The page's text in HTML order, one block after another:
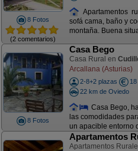
8 Fotos
(2 comentarios)
Apartamentos
sofá cama, baño y
montaña. Buena
8 Fotos
Casa Bego
Casa Rural en
Arcallana (Asturias)
2-8+2 plazas
18
22 km de Oviedo
Casa Bego,
las comodidades
un apacible entorno
Apartamentos
Apartamentos